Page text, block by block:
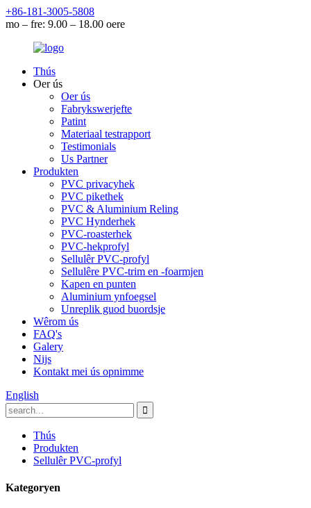
+86-181-3005-5808
mo – fre: 9.00 – 18.00 oere
Thús
Oer ús
Oer ús
Fabrykswerjefte
Patint
Materiaal testrapport
Testimonials
Us Partner
Produkten
PVC privacyhek
PVC pikethek
PVC & Aluminium Reling
PVC Hynderhek
PVC-roasterhek
PVC-hekprofyl
Sellulêr PVC-profyl
Sellulêre PVC-trim en -foarmjen
Kapen en punten
Aluminium ynfoegsel
Unreplik guod buordsje
Wêrom ús
FAQ's
Galery
Nijs
Kontakt mei ús opnimme
English
Thús
Produkten
Sellulêr PVC-profyl
Kategoryen